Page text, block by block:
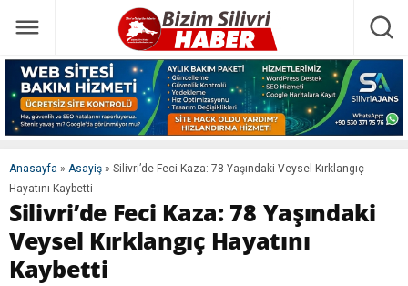
Anasayfa » Asayiş » Silivri’de Feci Kaza: 78 Yaşındaki Veysel Kırklangıç
Hayatını Kaybetti
Silivri’de Feci Kaza: 78 Yaşındaki
Veysel Kırklangıç Hayatını
Kaybetti